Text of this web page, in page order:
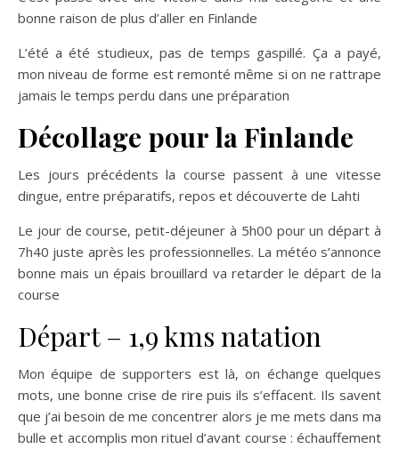
bonne raison de plus d’aller en Finlande
L’été a été studieux, pas de temps gaspillé. Ça a payé,
mon niveau de forme est remonté même si on ne rattrape
jamais le temps perdu dans une préparation
Décollage pour la Finlande
Les jours précédents la course passent à une vitesse
dingue, entre préparatifs, repos et découverte de Lahti
Le jour de course, petit-déjeuner à 5h00 pour un départ à
7h40 juste après les professionnelles. La météo s’annonce
bonne mais un épais brouillard va retarder le départ de la
course
Départ – 1,9 kms natation
Mon équipe de supporters est là, on échange quelques
mots, une bonne crise de rire puis ils s’effacent. Ils savent
que j’ai besoin de me concentrer alors je me mets dans ma
bulle et accomplis mon rituel d’avant course : échauffement